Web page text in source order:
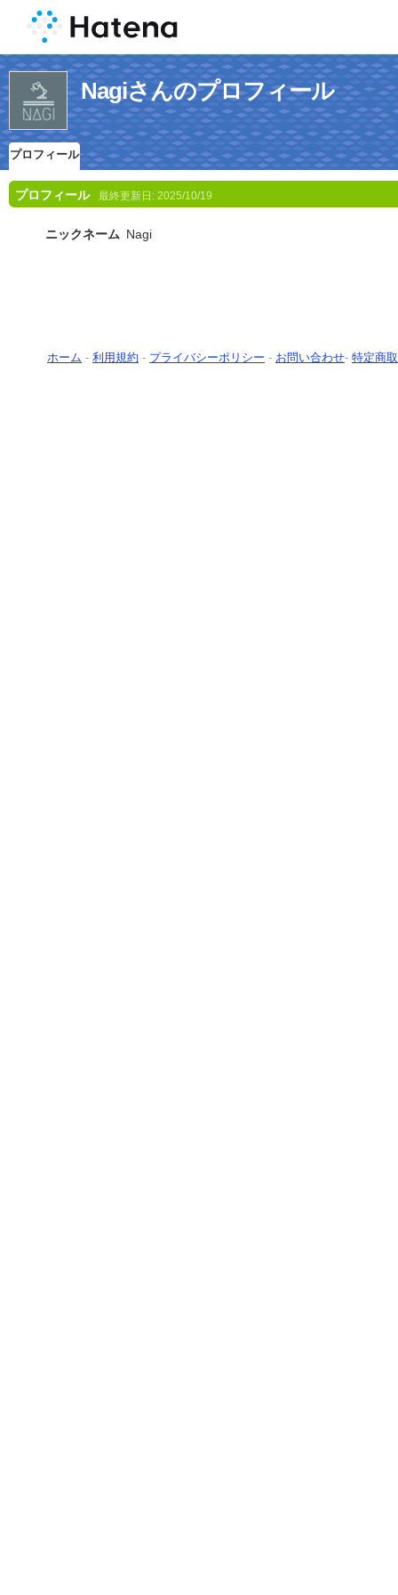
Nagiさんのプロフィール
プロフィール
プロフィール 最終更新日: 2025/10/19
ニックネーム Nagi
ホーム - 利用規約 - プライバシーポリシー - お問い合わせ- 特定商